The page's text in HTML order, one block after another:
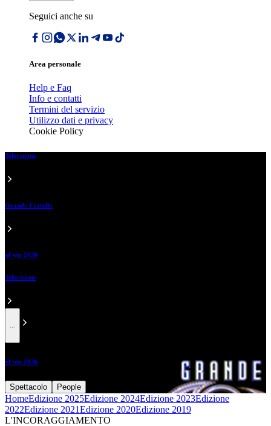
Seguici anche su
Area personale
Help e Faq
Info e contatti
Termini del servizio
Utilizzo dati e privacy
Cookie Policy
Televisione
Grande Fratello
gf vip 2026
Televisione
gf vip 2026
Spettacolo People
HomeEdizione 2025Edizione 2024Edizione 2023Edizione
2022Edizione 2021Edizione 2020Edizione 2019
L'INCORAGGIAMENTO